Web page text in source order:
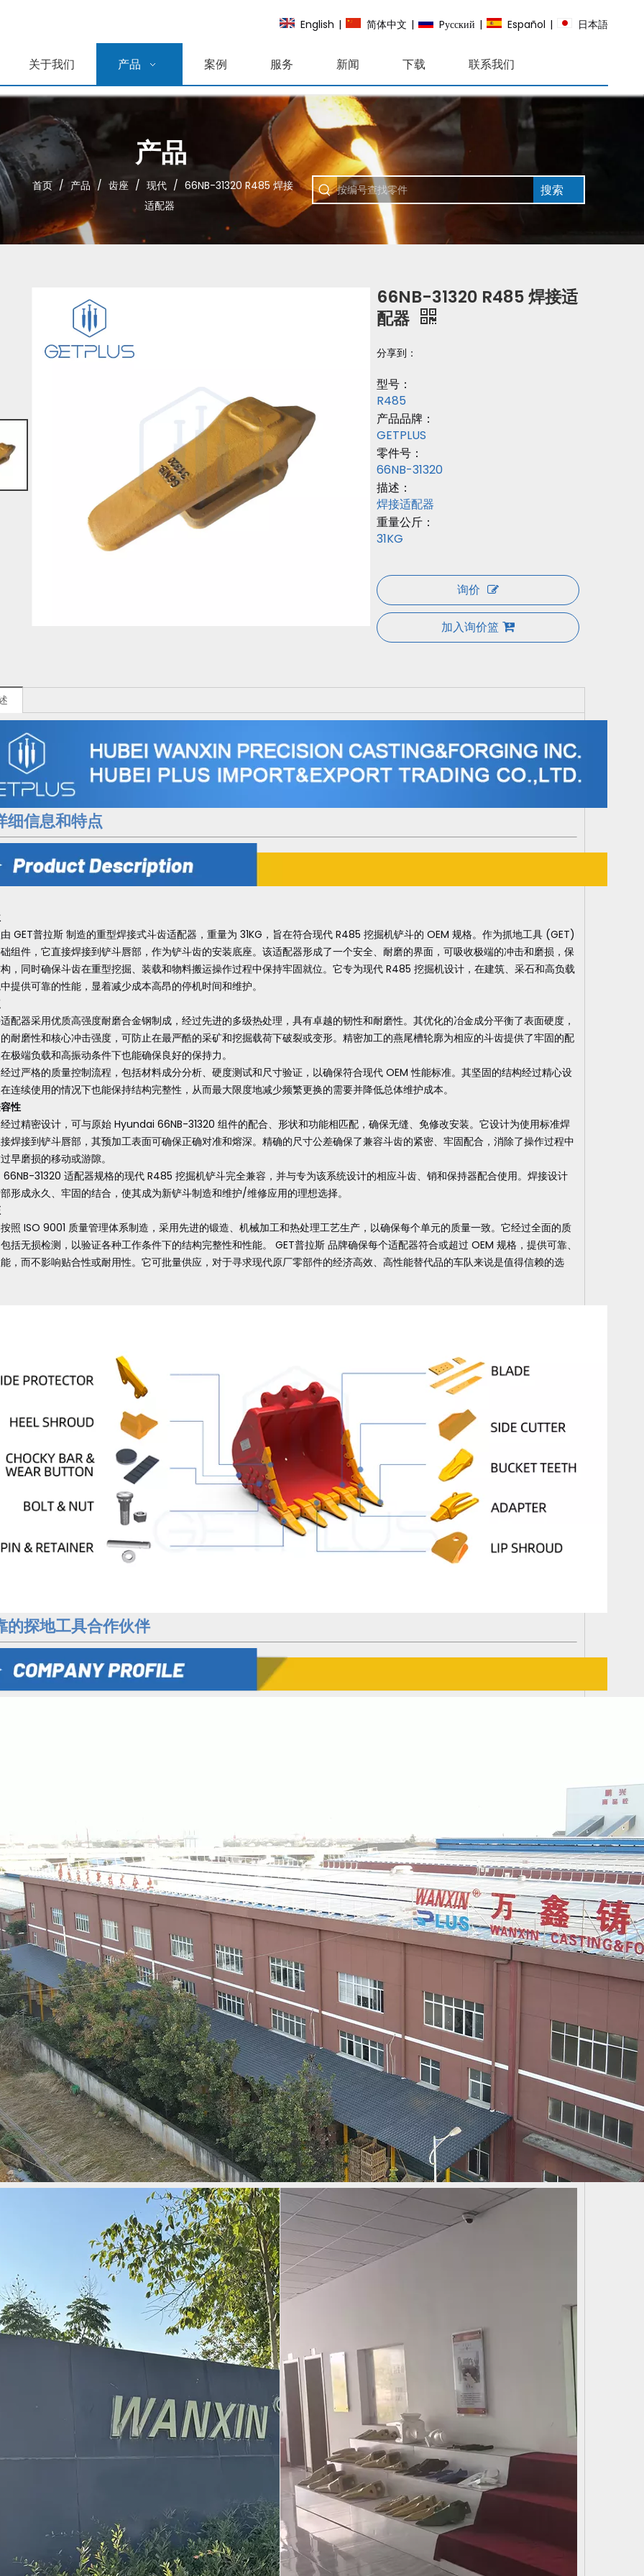
English | 简体中文 | Pусский | Español | 日本語
关于我们 产品 案例 服务 新闻 下载 联系我们
产品
首页 / 产品 / 齿座 / 现代 / 66NB-31320 R485 焊接
适配器
搜索
66NB-31320 R485 焊接适
配器
分享到：
型号：
R485
产品品牌：
GETPLUS
零件号：
66NB-31320
描述：
焊接适配器
重量公斤：
31KG
询价
加入询价篮
细信息和特点
GET普拉斯 制造的重型焊接式斗齿适配器，重量为 31KG，旨在符合现代 R485 挖掘机铲斗的 OEM 规格。作为抓地工具 (GET)
组件，它直接焊接到铲斗唇部，作为铲斗齿的安装底座。该适配器形成了一个安全、耐磨的界面，可吸收极端的冲击和磨损，保
，同时确保斗齿在重型挖掘、装载和物料搬运操作过程中保持牢固就位。它专为现代 R485 挖掘机设计，在建筑、采石和高负载
提供可靠的性能，显着减少成本高昂的停机时间和维护。
配器采用优质高强度耐磨合金钢制成，经过先进的多级热处理，具有卓越的韧性和耐磨性。其优化的冶金成分平衡了表面硬度，
耐磨性和核心冲击强度，可防止在最严酷的采矿和挖掘载荷下破裂或变形。精密加工的燕尾槽轮廓为相应的斗齿提供了牢固的配
极端负载和高振动条件下也能确保良好的保持力。
过严格的质量控制流程，包括材料成分分析、硬度测试和尺寸验证，以确保符合现代 OEM 性能标准。其坚固的结构经过精心设
连续使用的情况下也能保持结构完整性，从而最大限度地减少频繁更换的需要并降低总体维护成本。
性
过精密设计，可与原始 Hyundai 66NB-31320 组件的配合、形状和功能相匹配，确保无缝、免修改安装。它设计为使用标准焊
焊接到铲斗唇部，其预加工表面可确保正确对准和熔深。精确的尺寸公差确保了兼容斗齿的紧密、牢固配合，消除了操作过程中
早磨损的移动或游隙。
66NB-31320 适配器规格的现代 R485 挖掘机铲斗完全兼容，并与专为该系统设计的相应斗齿、销和保持器配合使用。焊接设计
形成永久、牢固的结合，使其成为新铲斗制造和维护/维修应用的理想选择。
照 ISO 9001 质量管理体系制造，采用先进的锻造、机械加工和热处理工艺生产，以确保每个单元的质量一致。它经过全面的质
括无损检测，以验证各种工作条件下的结构完整性和性能。 GET普拉斯 品牌确保每个适配器符合或超过 OEM 规格，提供可靠、
，而不影响贴合性或耐用性。它可批量供应，对于寻求现代原厂零部件的经济高效、高性能替代品的车队来说是值得信赖的选
的探地工具合作伙伴